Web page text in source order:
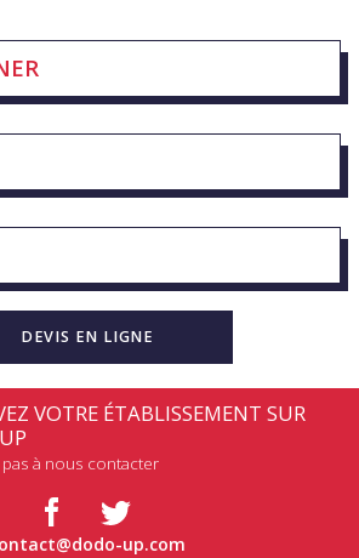
DEVIS EN LIGNE
VOTRE ÉTABLISSEMENT SUR
pas à nous contacter
up.com